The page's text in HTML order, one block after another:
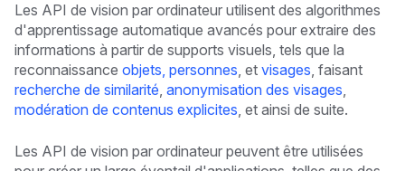
Les API de vision par ordinateur utilisent des algorithmes
d'apprentissage automatique avancés pour extraire des
informations à partir de supports visuels, tels que la
reconnaissance objets, personnes, et visages, faisant
recherche de similarité, anonymisation des visages,
modération de contenus explicites, et ainsi de suite.
Les API de vision par ordinateur peuvent être utilisées